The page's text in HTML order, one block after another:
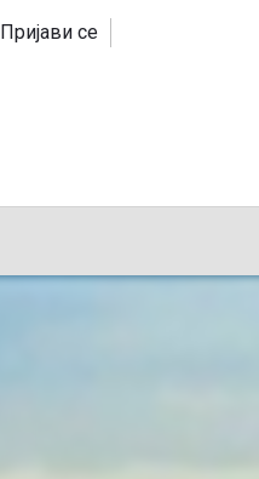
Пријави се